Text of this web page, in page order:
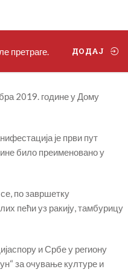
претраге. ДОДАЈ
2019. године у Дому
је први пут
било преименовано у
по завршетку
пећи уз ракију, тамбурицу
и Србе у региону
за очување културе и